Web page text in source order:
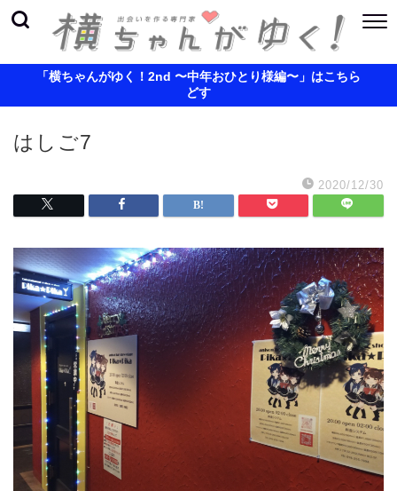
「横ちゃんがゆく！2nd 〜中年おひとり様編〜」はこちら
どす
はしご7
2020/12/30